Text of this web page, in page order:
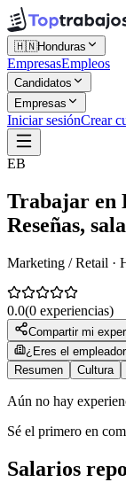
🇭🇳Honduras
EmpresasEmpleos
Candidatos
Empresas
Iniciar sesiónCrear
EB
Trabajar en
Reseñas,
Marketing / Retail ·
0.0(0 experiencias)
Compartir mi
¿Eres el
Resumen
Cultura
Aún no hay
Sé el primero en
Salarios